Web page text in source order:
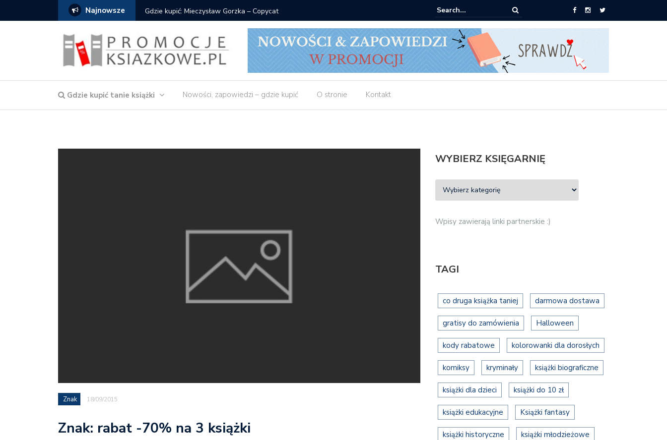
Najnowsze Gdzie kupić: Mieczysław Gorzka – Copycat Znak: książki od 2,90 zł do zamówienia
Gdzie kupić tanie książki Nowości, zapowiedzi – gdzie kupić O stronie Kontakt
Znak 18/09/2015
Znak: rabat -70% na 3 książki
WYBIERZ KSIĘGARNIĘ
Wpisy zawierają linki partnerskie :)
TAGI
co druga książka taniej darmowa dostawa
gratisy do zamówienia Halloween
kody rabatowe kolorowanki dla dorosłych
komiksy kryminały książki biograficzne
książki dla dzieci książki do 10 zł
książki edukacyjne Książki fantasy
książki historyczne książki młodzieżowe